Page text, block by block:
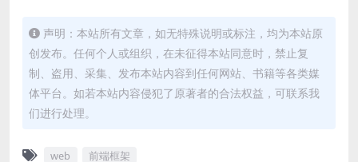
声明：本站所有文章，如无特殊说明或标注，均为本站原
创发布。任何个人或组织，在未征得本站同意时，禁止复
制、盗用、采集、发布本站内容到任何网站、书籍等各类媒
体平台。如若本站内容侵犯了原著者的合法权益，可联系我
们进行处理。
web 前端框架